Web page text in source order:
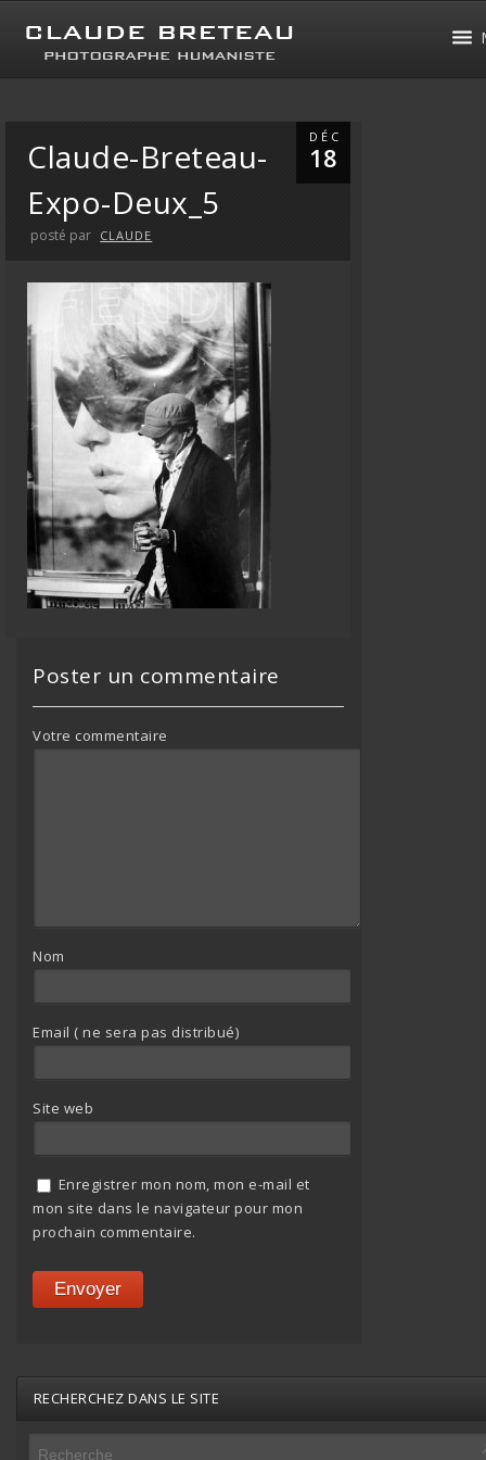
DÉC
18
Claude-Breteau-
Expo-Deux_5
posté par CLAUDE
Poster un commentaire
Votre commentaire
Nom
Email ( ne sera pas distribué)
Site web
Enregistrer mon nom, mon e-mail et
mon site dans le navigateur pour mon
prochain commentaire.
RECHERCHEZ DANS LE SITE